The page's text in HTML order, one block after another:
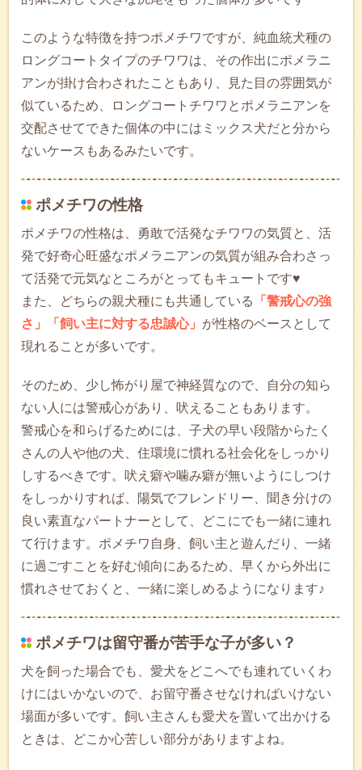
このような特徴を持つポメチワですが、純血統犬種の
ロングコートタイプのチワワは、その作出にポメラニ
アンが掛け合わされたこともあり、見た目の雰囲気が
似ているため、ロングコートチワワとポメラニアンを
交配させてできた個体の中にはミックス犬だと分から
ないケースもあるみたいです。
ポメチワの性格
ポメチワの性格は、勇敢で活発なチワワの気質と、活
発で好奇心旺盛なポメラニアンの気質が組み合わさっ
て活発で元気なところがとってもキュートです♥
また、どちらの親犬種にも共通している
「警戒心の強
さ」「飼い主に対する忠誠心」 が性格のベースとして
現れることが多いです。
そのため、少し怖がり屋で神経質なので、自分の知ら
ない人には警戒心があり、吠えることもあります。
警戒心を和らげるためには、子犬の早い段階からたく
さんの人や他の犬、住環境に慣れる社会化をしっかり
しするべきです。吠え癖や噛み癖が無いようにしつけ
をしっかりすれば、陽気でフレンドリー、聞き分けの
良い素直なパートナーとして、どこにでも一緒に連れ
て行けます。ポメチワ自身、飼い主と遊んだり、一緒
に過ごすことを好む傾向にあるため、早くから外出に
慣れさせておくと、一緒に楽しめるようになります♪
ポメチワは留守番が苦手な子が多い？
犬を飼った場合でも、愛犬をどこへでも連れていくわ
けにはいかないので、お留守番させなければいけない
場面が多いです。飼い主さんも愛犬を置いて出かける
ときは、どこか心苦しい部分がありますよね。